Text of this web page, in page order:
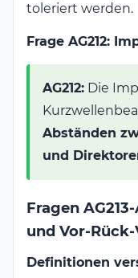
toleriert werden.
Frage AG212:
AG212: Die
Abständen
und
Fragen
und Vor-
Definitionen